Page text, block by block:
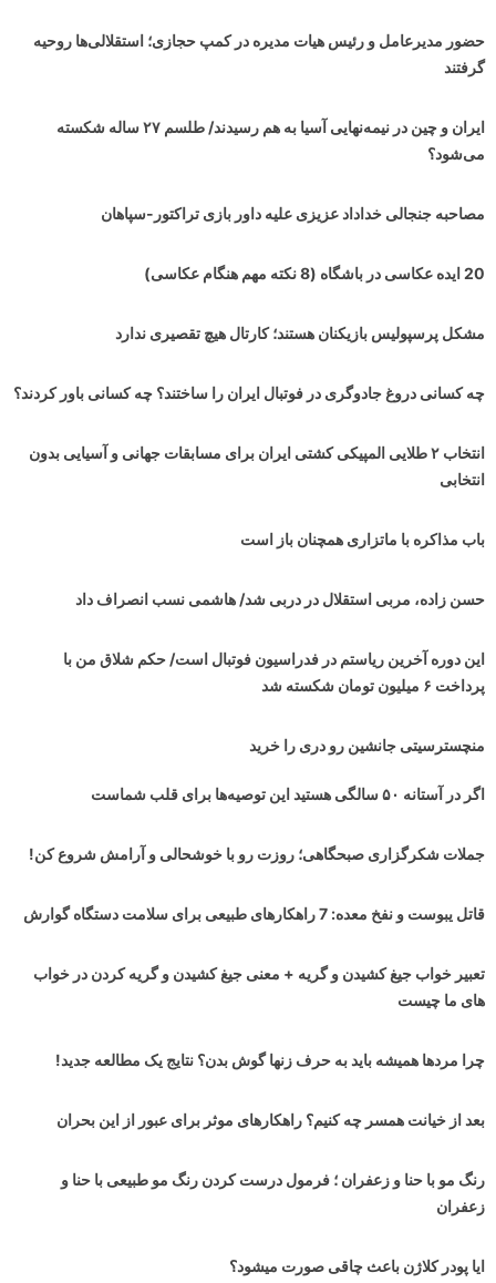
حضور مدیرعامل و رئیس هیات مدیره در کمپ حجازی؛ استقلالی‌ها روحیه
گرفتند
ایران و چین در نیمه‌نهایی آسیا به هم رسیدند/ طلسم ۲۷ ساله شکسته
می‌شود؟
مصاحبه جنجالی خداداد عزیزی علیه داور بازی تراکتور-سپاهان
20 ایده عکاسی در باشگاه (8 نکته مهم هنگام عکاسی)
مشکل پرسپولیس بازیکنان هستند؛ کارتال هیچ تقصیری ندارد
چه کسانی دروغ جادوگری در فوتبال ایران را ساختند؟ چه کسانی باور کردند؟
انتخاب ۲ طلایی المپیکی کشتی ایران برای مسابقات جهانی و آسیایی بدون
انتخابی
باب مذاکره با ماتزاری همچنان باز است
حسن زاده، مربی استقلال در دربی شد/ هاشمی نسب انصراف داد
این دوره آخرین ریاستم در فدراسیون فوتبال است/ حکم شلاق من با
پرداخت ۶ میلیون تومان شکسته شد
منچسترسیتی جانشین رو دری را خرید
اگر در آستانه ۵۰ سالگی هستید این توصیه‌ها برای قلب شماست
جملات شکرگزاری صبحگاهی؛ روزت رو با خوشحالی و آرامش شروع کن!
قاتل یبوست و نفخ معده: 7 راهکارهای طبیعی برای سلامت دستگاه گوارش
تعبیر خواب جیغ کشیدن و گریه + معنی جیغ کشیدن و گریه کردن در خواب
های ما چیست
چرا مردها همیشه باید به حرف زنها گوش بدن؟ نتایج یک مطالعه جدید!
بعد از خیانت همسر چه کنیم؟ راهکارهای موثر برای عبور از این بحران
رنگ مو با حنا و زعفران ؛ فرمول درست کردن رنگ مو طبیعی با حنا و
زعفران
ایا پودر کلاژن باعث چاقی صورت میشود؟